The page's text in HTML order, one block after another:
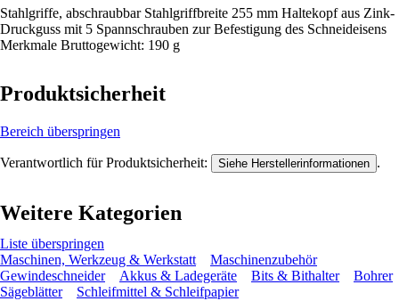
Stahlgriffe, abschraubbar Stahlgriffbreite 255 mm Haltekopf aus Zink-
Druckguss mit 5 Spannschrauben zur Befestigung des Schneideisens
Merkmale Bruttogewicht: 190 g
Produktsicherheit
Bereich überspringen
Verantwortlich für Produktsicherheit: Siehe Herstellerinformationen .
Weitere Kategorien
Liste überspringen
Maschinen, Werkzeug & Werkstatt
Maschinenzubehör
Gewindeschneider
Akkus & Ladegeräte Bits & Bithalter
Bohrer
Sägeblätter
Schleifmittel & Schleifpapier